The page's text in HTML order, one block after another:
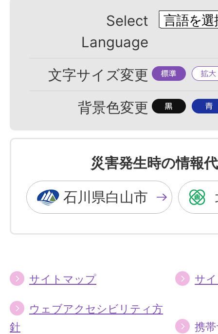
Select
Language
文字サイズ変更 標
準
拡
大
背景色変更 背
色
を
黒
色
に
背
色
を
青
色
に
災害発生時の情報
石川県白山市
サイトマップ サ
ウェブアクセシビリティ方
針
携